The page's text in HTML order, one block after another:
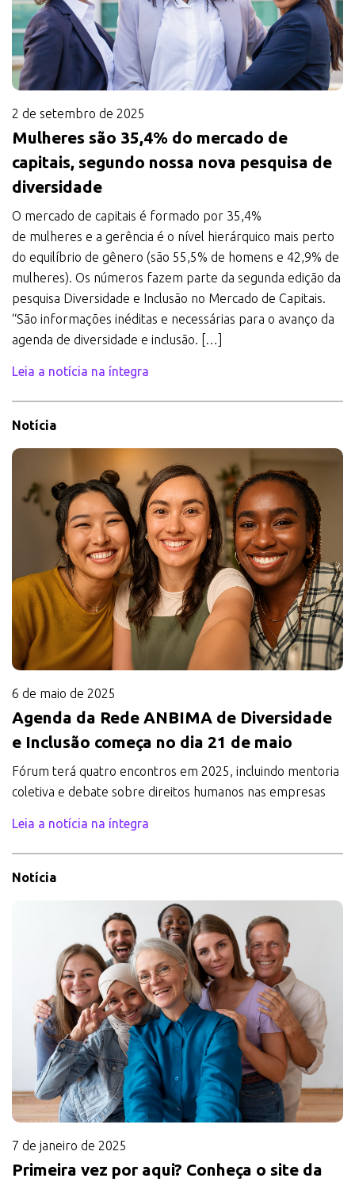
2 de setembro de 2025
Mulheres são 35,4% do mercado de
capitais, segundo nossa nova pesquisa de
diversidade
O mercado de capitais é formado por 35,4%
de mulheres e a gerência é o nível hierárquico mais perto
do equilíbrio de gênero (são 55,5% de homens e 42,9% de
mulheres). Os números fazem parte da segunda edição da
pesquisa Diversidade e Inclusão no Mercado de Capitais.
“São informações inéditas e necessárias para o avanço da
agenda de diversidade e inclusão. […]
Leia a notícia na íntegra
Notícia
6 de maio de 2025
Agenda da Rede ANBIMA de Diversidade
e Inclusão começa no dia 21 de maio
Fórum terá quatro encontros em 2025, incluindo mentoria
coletiva e debate sobre direitos humanos nas empresas
Leia a notícia na íntegra
Notícia
7 de janeiro de 2025
Primeira vez por aqui? Conheça o site da